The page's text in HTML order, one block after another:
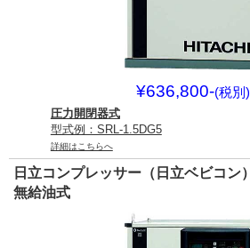
¥636,800-(税別)
圧力開閉器式
型式例：SRL-1.5DG5
詳細はこちらへ
日立コンプレッサー（日立ベビコン）
無給油式